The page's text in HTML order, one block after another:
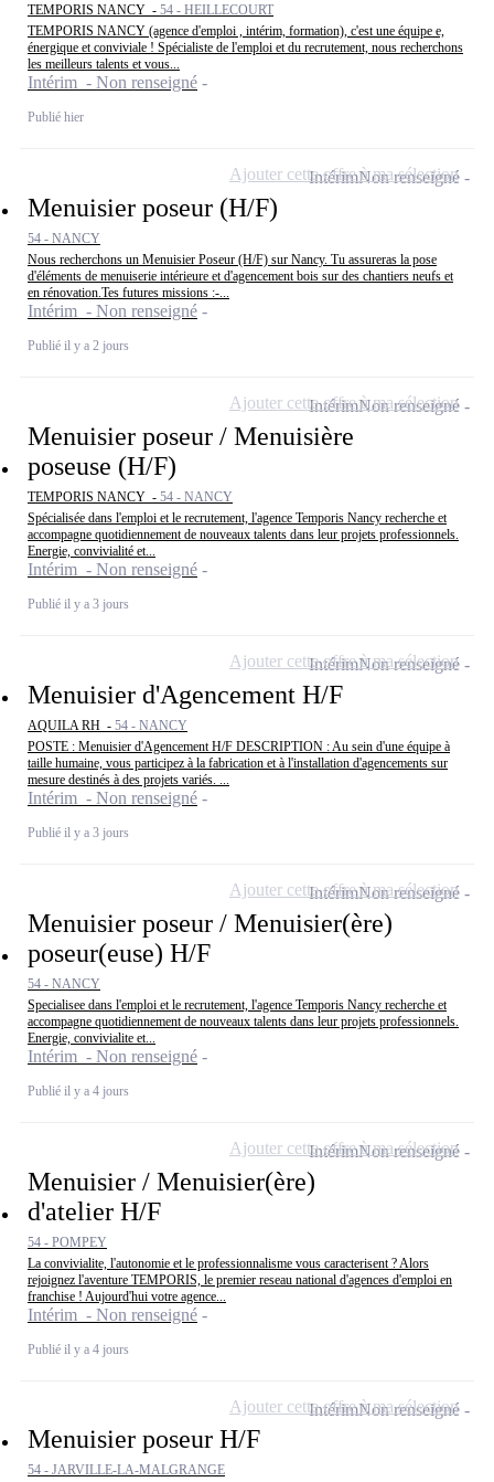
TEMPORIS NANCY - 54 - HEILLECOURT
TEMPORIS NANCY (agence d'emploi , intérim, formation), c'est une équipe e,
énergique et conviviale ! Spécialiste de l'emploi et du recrutement, nous recherchons
les meilleurs talents et vous...
Intérim - Non renseigné
Publié hier
Menuisier poseur (H/F)
54 - NANCY
Nous recherchons un Menuisier Poseur (H/F) sur Nancy. Tu assureras la pose
d'éléments de menuiserie intérieure et d'agencement bois sur des chantiers neufs et
en rénovation.Tes futures missions :-...
Intérim - Non renseigné
Publié il y a 2 jours
IntérimNon renseigné
Ajouter cette offre à ma sélection
Menuisier poseur / Menuisière
poseuse (H/F)
TEMPORIS NANCY - 54 - NANCY
Spécialisée dans l'emploi et le recrutement, l'agence Temporis Nancy recherche et
accompagne quotidiennement de nouveaux talents dans leur projets professionnels.
Energie, convivialité et...
Intérim - Non renseigné
Publié il y a 3 jours
IntérimNon renseigné
Ajouter cette offre à ma sélection
Menuisier d'Agencement H/F
AQUILA RH - 54 - NANCY
POSTE : Menuisier d'Agencement H/F DESCRIPTION : Au sein d'une équipe à
taille humaine, vous participez à la fabrication et à l'installation d'agencements sur
mesure destinés à des projets variés. ...
Intérim - Non renseigné
Publié il y a 3 jours
IntérimNon renseigné
Ajouter cette offre à ma sélection
Menuisier poseur / Menuisier(ère)
poseur(euse) H/F
54 - NANCY
Specialisee dans l'emploi et le recrutement, l'agence Temporis Nancy recherche et
accompagne quotidiennement de nouveaux talents dans leur projets professionnels.
Energie, convivialite et...
Intérim - Non renseigné
Publié il y a 4 jours
IntérimNon renseigné
Ajouter cette offre à ma sélection
Menuisier / Menuisier(ère)
d'atelier H/F
54 - POMPEY
La convivialite, l'autonomie et le professionnalisme vous caracterisent ? Alors
rejoignez l'aventure TEMPORIS, le premier reseau national d'agences d'emploi en
franchise ! Aujourd'hui votre agence...
Intérim - Non renseigné
Publié il y a 4 jours
IntérimNon renseigné
Ajouter cette offre à ma sélection
Menuisier poseur H/F
54 - JARVILLE-LA-MALGRANGE
IntérimNon renseigné
Ajouter cette offre à ma sélection